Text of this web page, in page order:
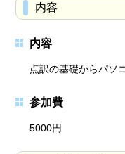
内容
内容
点訳の基礎からパソ
参加費
5000円